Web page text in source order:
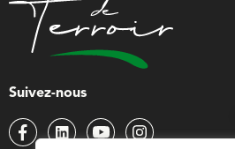
Suivez-nous